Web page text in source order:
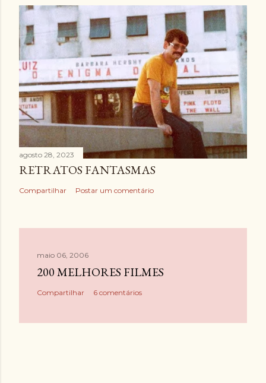
agosto 28, 2023
RETRATOS FANTASMAS
Compartilhar Postar um comentário
maio 06, 2006
200 MELHORES FILMES
Compartilhar 6 comentários